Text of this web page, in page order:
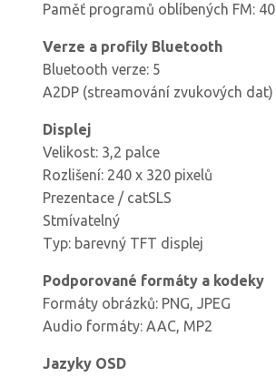
Paměť programů oblíbených FM: 40
Verze a profily Bluetooth
Bluetooth verze: 5
A2DP (streamování zvukových dat)
Displej
Velikost: 3,2 palce
Rozlišení: 240 x 320 pixelů
Prezentace / catSLS
Stmívatelný
Typ: barevný TFT displej
Podporované formáty a kodeky
Formáty obrázků: PNG, JPEG
Audio formáty: AAC, MP2
Jazyky OSD